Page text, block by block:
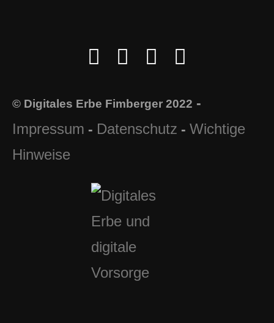
© Digitales Erbe Fimberger 2022 -
Impressum - Datenschutz - Wichtige
Hinweise